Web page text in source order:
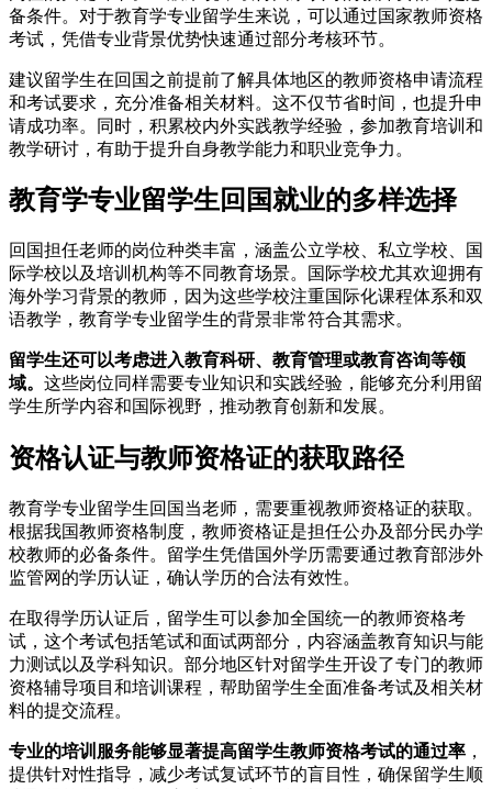
备条件。对于教育学专业留学生来说，可以通过国家教师资格
考试，凭借专业背景优势快速通过部分考核环节。
建议留学生在回国之前提前了解具体地区的教师资格申请流程
和考试要求，充分准备相关材料。这不仅节省时间，也提升申
请成功率。同时，积累校内外实践教学经验，参加教育培训和
教学研讨，有助于提升自身教学能力和职业竞争力。
教育学专业留学生回国就业的多样选择
回国担任老师的岗位种类丰富，涵盖公立学校、私立学校、国
际学校以及培训机构等不同教育场景。国际学校尤其欢迎拥有
海外学习背景的教师，因为这些学校注重国际化课程体系和双
语教学，教育学专业留学生的背景非常符合其需求。
留学生还可以考虑进入教育科研、教育管理或教育咨询等领
域。 这些岗位同样需要专业知识和实践经验，能够充分利用留
学生所学内容和国际视野，推动教育创新和发展。
资格认证与教师资格证的获取路径
教育学专业留学生回国当老师，需要重视教师资格证的获取。
根据我国教师资格制度，教师资格证是担任公办及部分民办学
校教师的必备条件。留学生凭借国外学历需要通过教育部涉外
监管网的学历认证，确认学历的合法有效性。
在取得学历认证后，留学生可以参加全国统一的教师资格考
试，这个考试包括笔试和面试两部分，内容涵盖教育知识与能
力测试以及学科知识。部分地区针对留学生开设了专门的教师
资格辅导项目和培训课程，帮助留学生全面准备考试及相关材
料的提交流程。
专业的培训服务能够显著提高留学生教师资格考试的通过率 ，
提供针对性指导，减少考试复试环节的盲目性，确保留学生顺